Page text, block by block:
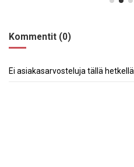
Kommentit (0)
Ei asiakasarvosteluja tällä hetkellä.